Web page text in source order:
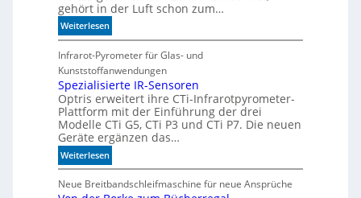
r
z
u
K
I
-
M
o
d
e
l
l
e
gehört in der Luft schon zum…
Weiterlesen:
S
i
c
h
e
r
l
a
n
d
e
Infrarot-Pyrometer für Glas- und
Kunststoffanwendungen
Spezialisierte IR-Sensoren
Optris erweitert ihre CTi-Infrarotpyrometer-
Plattform mit der Einführung der drei
Modelle CTi G5, CTi P3 und CTi P7. Die neuen
Geräte ergänzen das…
Weiterlesen:
S
p
Neue Breitbandschleifmaschine für neue Ansprüche